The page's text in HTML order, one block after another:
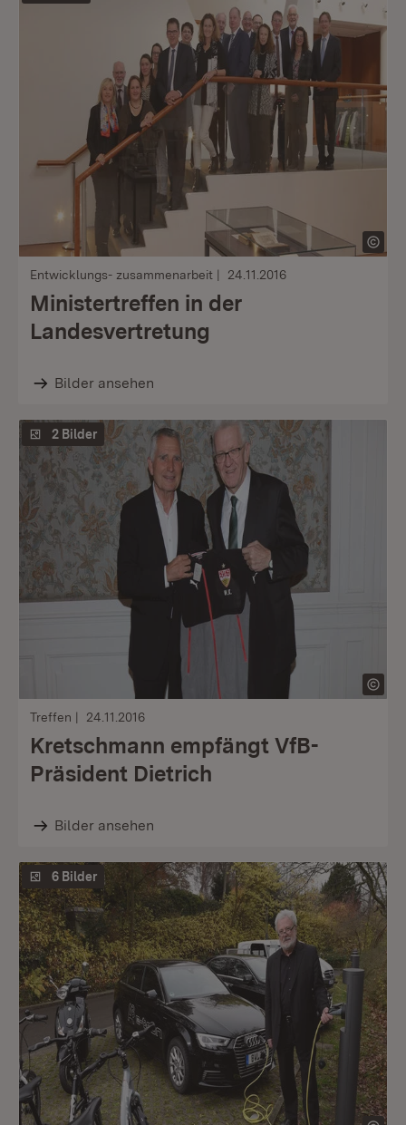
Entwicklungs- zusammenarbeit 24.11.2016
Ministertreffen in der
Landesvertretung
Bilder ansehen
2 Bilder
Treffen 24.11.2016
Kretschmann empfängt VfB-
Präsident Dietrich
Bilder ansehen
6 Bilder